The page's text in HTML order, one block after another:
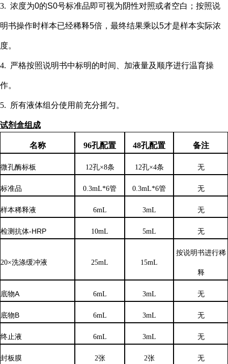
3. 浓度为0的S0号标准品即可视为阴性对照或者空白；按照说
明书操作时样本已经稀释5倍，最终结果乘以5才是样本实际浓
度。
4. 严格按照说明书中标明的时间、加液量及顺序进行温育操
作。
5. 所有液体组分使用前充分摇匀。
试剂盒组成
名称 96孔配置 48孔配置 备注
微孔酶标板 12孔×8条 12孔×4条 无
标准品 0.3mL*6管 0.3mL*6管 无
样本稀释液 6mL 3mL 无
检测抗体-HRP 10mL 5mL 无
20×洗涤缓冲液 25mL 15mL
按说明书进行稀
释
底物A 6mL 3mL 无
底物B 6mL 3mL 无
终止液 6mL 3mL 无
封板膜 2张 2张 无